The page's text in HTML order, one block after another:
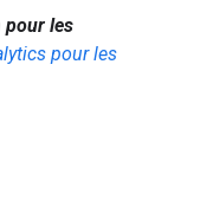
pour les
pour les